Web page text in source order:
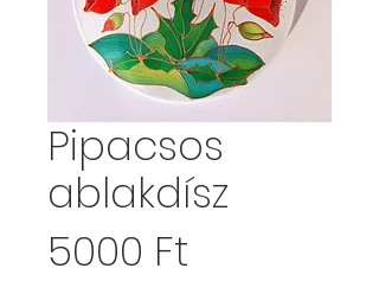
Pipacsos
ablakdísz
5000 Ft